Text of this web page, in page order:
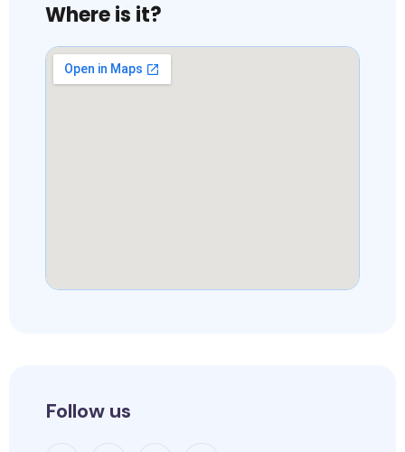
Where is it?
Follow us